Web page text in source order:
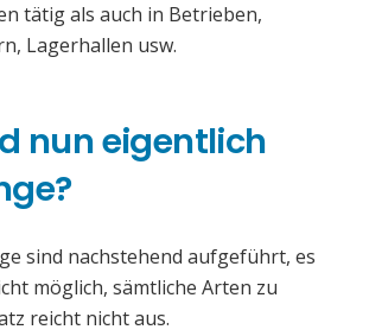
tätig als auch in Betrieben,
Lagerhallen usw.
nun eigentlich
sind nachstehend aufgeführt, es
möglich, sämtliche Arten zu
reicht nicht aus.